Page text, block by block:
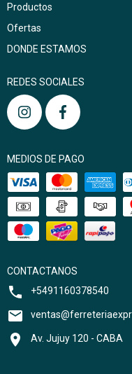
Productos
Ofertas
DONDE ESTAMOS
REDES SOCIALES
MEDIOS DE PAGO
CONTACTANOS
+5491160378540
Av. Jujuy 120 - CABA